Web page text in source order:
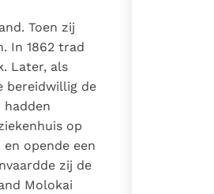
Toen zij
In 1862 trad
Later, als
bereidwillig de
hadden
op
opende een
zij de
Molokai